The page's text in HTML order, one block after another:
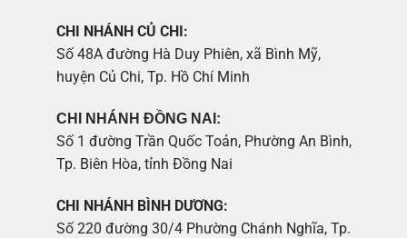
CHI NHÁNH CỦ CHI:
Số 48A đường Hà Duy Phiên, xã Bình Mỹ,
huyện Củ Chi, Tp. Hồ Chí Minh
CHI NHÁNH ĐỒNG NAI:
Số 1 đường Trần Quốc Toản, Phường An Bình,
Tp. Biên Hòa, tỉnh Đồng Nai
CHI NHÁNH BÌNH DƯƠNG:
Số 220 đường 30/4 Phường Chánh Nghĩa, Tp.